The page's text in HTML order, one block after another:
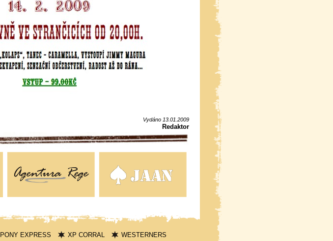
Vydáno 13.01.2009
Redaktor
PONY EXPRESS XP CORRAL WESTERNERS